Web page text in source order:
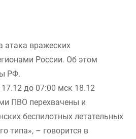
вражеских
России. Об этом
РФ.
до 07:00 мск 18.12
ПВО перехвачены и
беспилотных летательных
типа», – говорится в